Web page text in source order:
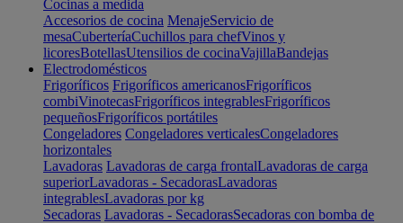
Cocinas a medida
Accesorios de cocina MenajeServicio de
mesaCuberteríaCuchillos para chefVinos y
licoresBotellasUtensilios de cocinaVajillaBandejas
Electrodomésticos
Frigoríficos Frigoríficos americanosFrigoríficos
combiVinotecasFrigoríficos integrablesFrigoríficos
pequeñosFrigoríficos portátiles
Congeladores Congeladores verticalesCongeladores
horizontales
Lavadoras Lavadoras de carga frontalLavadoras de carga
superiorLavadoras - SecadorasLavadoras
integrablesLavadoras por kg
Secadoras Lavadoras - SecadorasSecadoras con bomba de